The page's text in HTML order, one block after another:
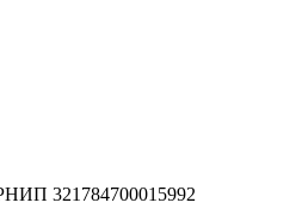
321784700015992